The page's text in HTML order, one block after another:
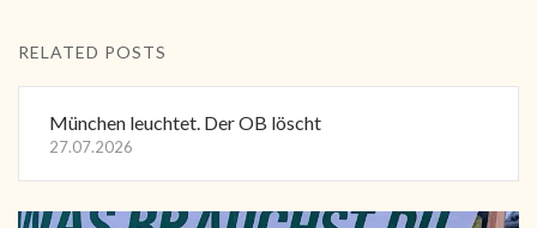
RELATED POSTS
München leuchtet. Der OB löscht
27.07.2026